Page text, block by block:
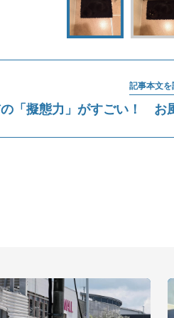
記事本文を
「擬態力」がすごい！ お